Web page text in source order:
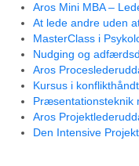
Aros Mini MBA –
At lede andre uden
MasterClass i
Nudging og
Aros
Kursus i
Præsentationsteknik
Aros
Den Intensive